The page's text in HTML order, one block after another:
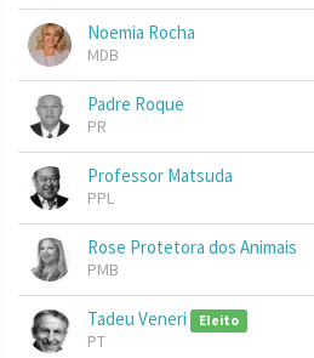
Noemia Rocha
MDB
Padre Roque
PR
Professor Matsuda
PPL
Rose Protetora dos Animais
PMB
Tadeu Veneri Eleito
PT